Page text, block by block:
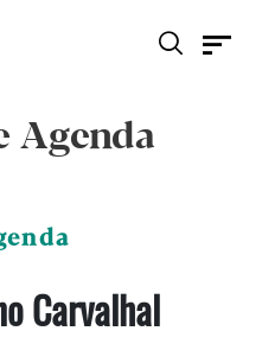
Agenda
Carvalhal